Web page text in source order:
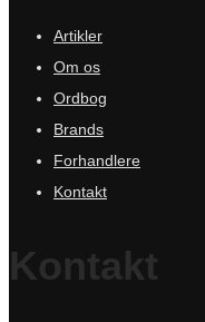
Artikler
Om os
Ordbog
Brands
Forhandlere
Kontakt
Kontakt